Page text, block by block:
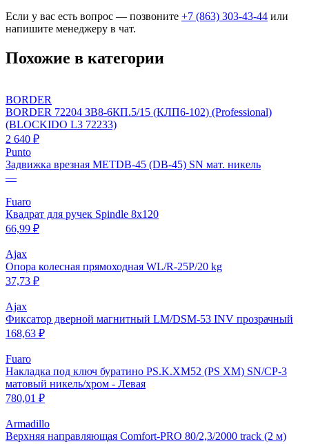
Если у вас есть вопрос — позвоните +7 (863) 303-43-44 или
напишите менеджеру в чат.
Похожие в категории
BORDER
BORDER 72204 ЗВ8-6КП.5/15 (КЛП6-102) (Professional)
(BLOCKIDO L3 72233)
2 640 ₽
Punto
Задвижка врезная METDB-45 (DB-45) SN мат. никель
—
Fuaro
Квадрат для ручек Spindle 8х120
66,99 ₽
Ajax
Опора колесная прямоходная WL/R-25P/20 kg
37,73 ₽
Ajax
Фиксатор дверной магнитный LM/DSM-53 INV прозрачный
168,63 ₽
Fuaro
Накладка под ключ буратино PS.K.XM52 (PS XM) SN/CP-3
матовый никель/хром - Левая
780,01 ₽
Armadillo
Верхняя направляющая Comfort-PRO 80/2,3/2000 track (2 м)